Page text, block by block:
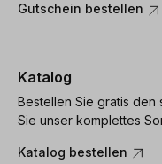
Gutschein bestellen
Katalog
Bestellen Sie gratis
Sie unser komplettes
Katalog bestellen